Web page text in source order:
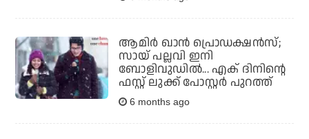
ആമിര്‍ ഖാന്‍ പ്രൊഡക്ഷന്‍സ്;
സായ് പല്ലവി ഇനി
ബോളിവുഡില്‍... എക് ദിനിന്റെ
ഫസ്റ്റ് ലുക്ക് പോസ്റ്റര്‍ പുറത്ത്
6 months ago